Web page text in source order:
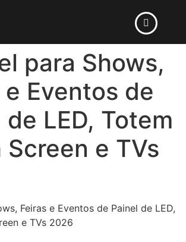
para Shows,
e Eventos de
de LED, Totem
Screen e TVs
Feiras e Eventos de Painel de LED,
e TVs 2026